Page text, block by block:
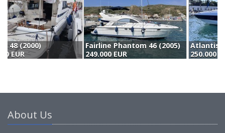
Fairline Phantom 46 (2005)
249.000 EUR
Atlantis 50 (2008)
250.000 EUR
About Us